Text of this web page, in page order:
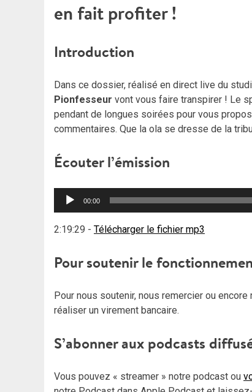
en fait profiter !
Introduction
Dans ce dossier, réalisé en direct live du
Pionfesseur vont vous faire transpirer ! Le
pendant de longues soirées pour vous
commentaires. Que la ola se dresse de la
Écouter l’émission
Lecteur
00:00
2:19:29 - Télécharger le fichier mp3
Pour soutenir le
Pour nous soutenir, nous remercier ou
réaliser un virement bancaire.
S’abonner aux podcasts
Vous pouvez « streamer » notre podcast ou